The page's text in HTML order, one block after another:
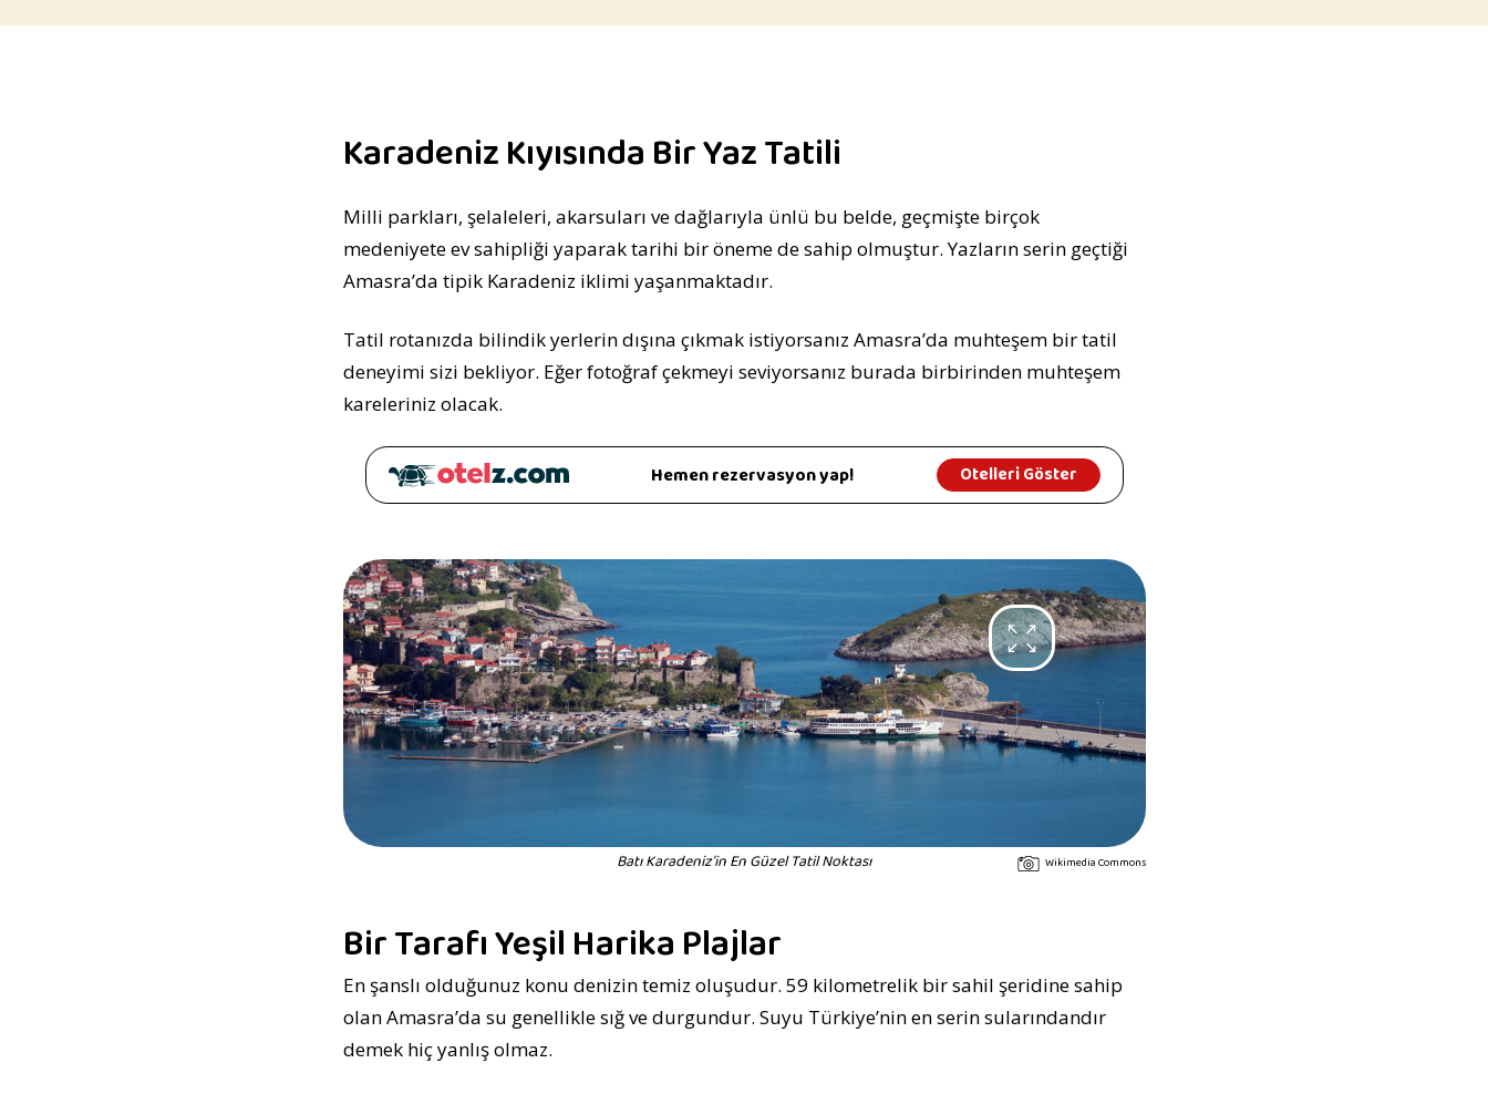
Karadeniz Kıyısında Bir Yaz Tatili
Milli parkları, şelaleleri, akarsuları ve dağlarıyla ünlü bu belde, geçmişte birçok
medeniyete ev sahipliği yaparak tarihi bir öneme de sahip olmuştur. Yazların serin geçtiği
Amasra’da tipik Karadeniz iklimi yaşanmaktadır.
Tatil rotanızda bilindik yerlerin dışına çıkmak istiyorsanız Amasra’da muhteşem bir tatil
deneyimi sizi bekliyor. Eğer fotoğraf çekmeyi seviyorsanız burada birbirinden muhteşem
kareleriniz olacak.
Hemen rezervasyon yap! Otelleri Göster
Batı Karadeniz'in En Güzel Tatil Noktası Wikimedia Commons
Bir Tarafı Yeşil Harika Plajlar
En şanslı olduğunuz konu denizin temiz oluşudur. 59 kilometrelik bir sahil şeridine sahip
olan Amasra’da su genellikle sığ ve durgundur. Suyu Türkiye’nin en serin sularındandır
demek hiç yanlış olmaz.